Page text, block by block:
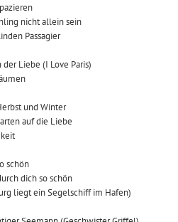
nicht allein sein
Passagier
der Liebe (I Love Paris)
und Winter
auf die Liebe
schön
dich so schön
liegt ein Segelschiff im Hafen)